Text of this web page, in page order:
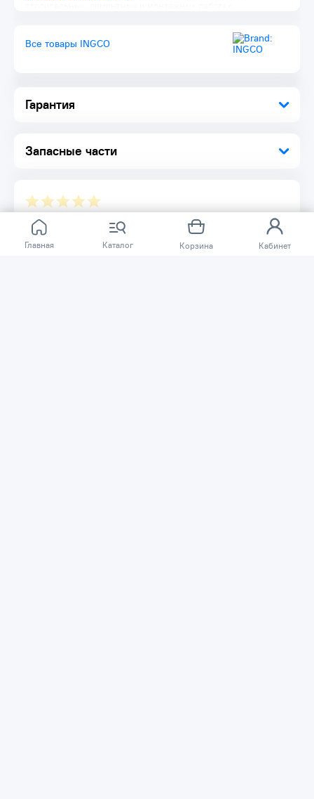
Главная Каталог Корзина Кабинет
Гарантия
Запасные части
Коронка 1 шт.
Все товары INGCO
Отзывов ещё нет.
Расскажите о товаре, который приобрели у нас.